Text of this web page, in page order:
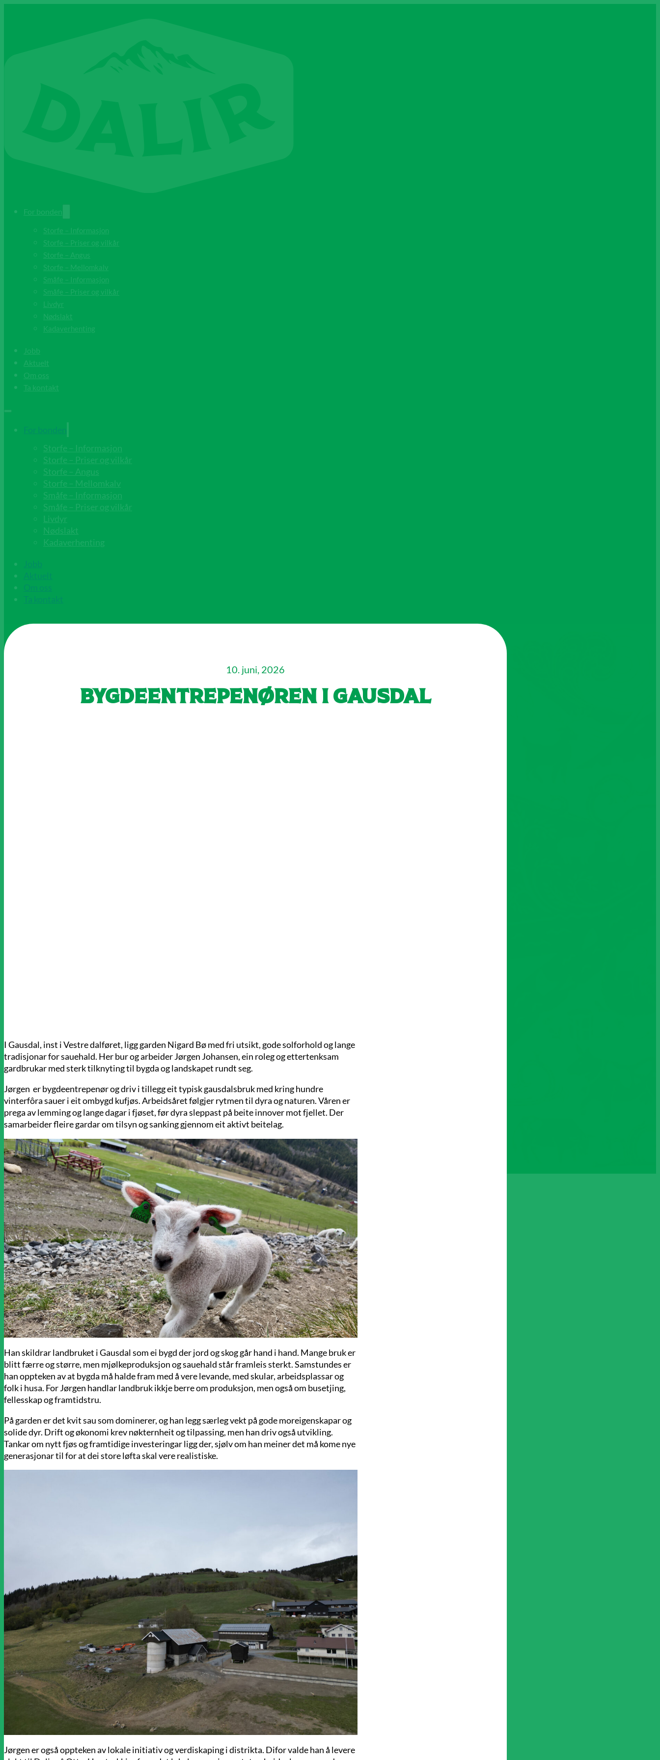
For bonden
Storfe – Informasjon
Storfe – Priser og vilkår
Storfe – Angus
Storfe – Mellomkalv
Småfe – Informasjon
Småfe – Priser og vilkår
Livdyr
Nødslakt
Kadaverhenting
Jobb
Aktuelt
Om oss
Ta kontakt
Storfe – Informasjon
Storfe – Priser og vilkår
Storfe – Angus
Storfe – Mellomkalv
Småfe – Informasjon
Småfe – Priser og vilkår
Livdyr
Nødslakt
Kadaverhenting
10. juni, 2026
Bygdeentrepenøren i Gausdal
I Gausdal, inst i Vestre dalføret, ligg garden Nigard Bø med fri utsikt, gode solforhold og lange
tradisjonar for sauehald. Her bur og arbeider Jørgen Johansen, ein roleg og ettertenksam
gardbrukar med sterk tilknyting til bygda og landskapet rundt seg.
Jørgen er bygdeentrepenør og driv i tillegg eit typisk gausdalsbruk med kring hundre
vinterfôra sauer i eit ombygd kufjøs. Arbeidsåret følgjer rytmen til dyra og naturen. Våren er
prega av lemming og lange dagar i fjøset, før dyra sleppast på beite innover mot fjellet. Der
samarbeider fleire gardar om tilsyn og sanking gjennom eit aktivt beitelag.
Han skildrar landbruket i Gausdal som ei bygd der jord og skog går hand i hand. Mange bruk er
blitt færre og større, men mjølkeproduksjon og sauehald står framleis sterkt. Samstundes er
han oppteken av at bygda må halde fram med å vere levande, med skular, arbeidsplassar og
folk i husa. For Jørgen handlar landbruk ikkje berre om produksjon, men også om busetjing,
fellesskap og framtidstru.
På garden er det kvit sau som dominerer, og han legg særleg vekt på gode moreigenskapar og
solide dyr. Drift og økonomi krev nøkternheit og tilpassing, men han driv også utvikling.
Tankar om nytt fjøs og framtidige investeringar ligg der, sjølv om han meiner det må kome nye
generasjonar til for at dei store løfta skal vere realistiske.
Jørgen er også oppteken av lokale initiativ og verdiskaping i distrikta. Difor valde han å levere